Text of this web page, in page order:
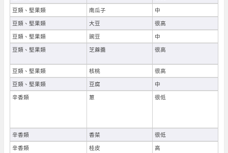
豆類、堅果類
南瓜子
中
豆類、堅果類
大豆
很高
豆類、堅果類
豌豆
中
豆類、堅果類
芝蔴醬 很高
豆類、堅果類 核桃
很高
豆類、堅果類
豆腐
中
辛香類
蔥 很低
辛香類 香菜
很低
辛香類
桂皮 高